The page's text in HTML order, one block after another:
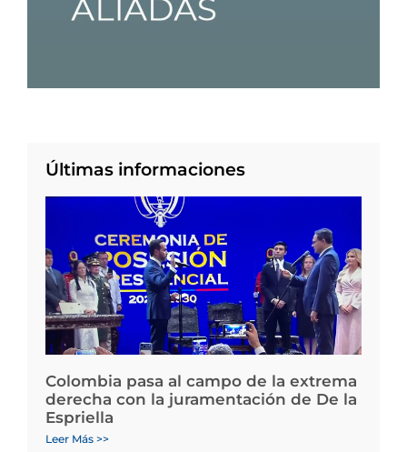
Últimas informaciones
Colombia pasa al campo de la extrema
derecha con la juramentación de De la
Espriella
Leer Más >>